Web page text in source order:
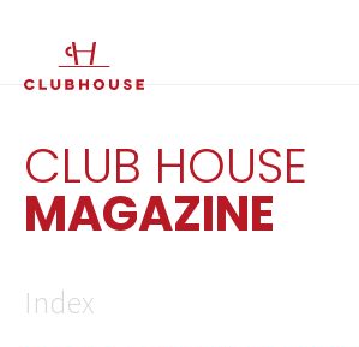
EN
CLUB HOUSE
MAGAZINE
Index